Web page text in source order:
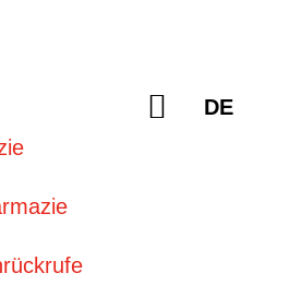
DE
Suchen